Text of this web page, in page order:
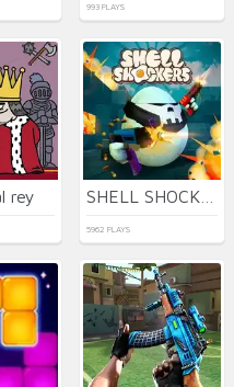
993 PLAYS
rey SHELL SHOCKERS
5962 PLAYS